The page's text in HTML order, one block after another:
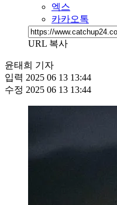
엑스
카카오톡
URL 복사
윤태희 기자
입력 2025 06 13 13:44
수정 2025 06 13 13:44